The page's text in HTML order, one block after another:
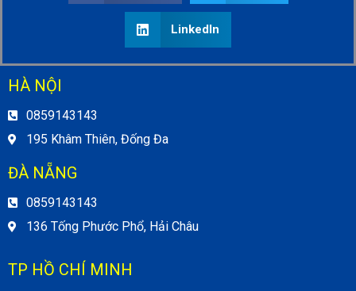
LinkedIn
HÀ NỘI
0859143143
195 Khâm Thiên, Đống Đa
ĐÀ NẴNG
0859143143
136 Tống Phước Phổ, Hải Châu
TP HỒ CHÍ MINH